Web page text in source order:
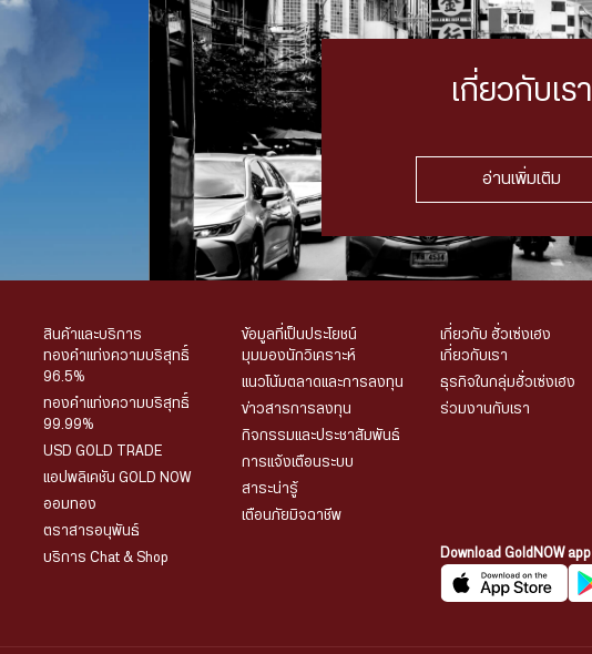
เกี่ยวกับเรา
อ่านเพิ่มเติม
สินค้าและบริการ
ทองคำแท่งความบริสุทธิ์
96.5%
ทองคำแท่งความบริสุทธิ์
99.99%
USD GOLD TRADE
แอปพลิเคชัน GOLD NOW
ออมทอง
ตราสารอนุพันธ์
บริการ Chat & Shop
ข้อมูลที่เป็นประโยชน์
มุมมองนักวิเคราะห์
แนวโน้มตลาดและการลงทุน
ข่าวสารการลงทุน
กิจกรรมและประชาสัมพันธ์
การแจ้งเตือนระบบ
สาระน่ารู้
เตือนภัยมิจฉาชีพ
เกี่ยวกับ ฮั่วเซ่งเฮง
เกี่ยวกับเรา
ธุรกิจในกลุ่มฮั่วเซ่งเฮง
ร่วมงานกับเรา
Download GoldNOW app